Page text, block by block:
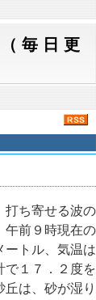
毎日更
打ち寄せる波の
午前９時現在の
ートル、気温は
で１７．２度を
は、砂が湿り